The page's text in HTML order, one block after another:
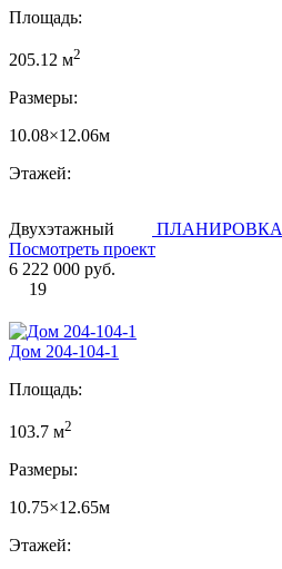
Площадь:
205.12 м2
Размеры:
10.08×12.06м
Этажей:
Двухэтажный
ПЛАНИРОВКА
Посмотреть проект
6 222 000 руб.
19
Дом 204-104-1
Площадь:
103.7 м2
Размеры:
10.75×12.65м
Этажей: